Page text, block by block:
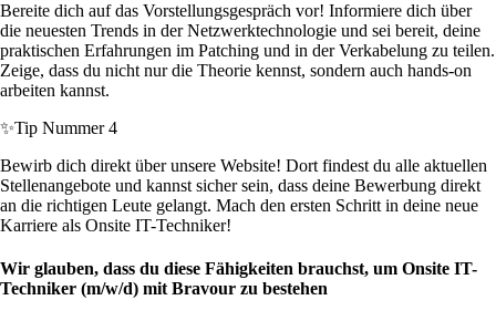
Bereite dich auf das Vorstellungsgespräch vor! Informiere dich über
die neuesten Trends in der Netzwerktechnologie und sei bereit, deine
praktischen Erfahrungen im Patching und in der Verkabelung zu teilen.
Zeige, dass du nicht nur die Theorie kennst, sondern auch hands-on
arbeiten kannst.
✨Tip Nummer 4
Bewirb dich direkt über unsere Website! Dort findest du alle aktuellen
Stellenangebote und kannst sicher sein, dass deine Bewerbung direkt
an die richtigen Leute gelangt. Mach den ersten Schritt in deine neue
Karriere als Onsite IT-Techniker!
Wir glauben, dass du diese Fähigkeiten brauchst, um Onsite IT-
Techniker (m/w/d) mit Bravour zu bestehen